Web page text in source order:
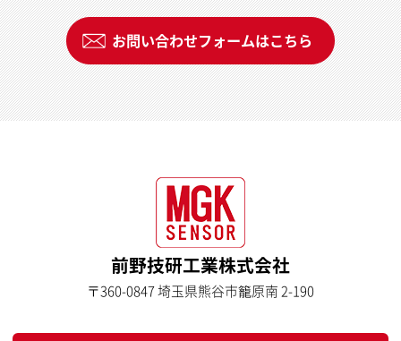
お問い合わせフォームはこちら
前野技研工業株式会社
〒360-0847 埼玉県熊谷市籠原南 2-190